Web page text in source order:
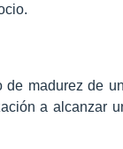
de madurez de
a alcanzar